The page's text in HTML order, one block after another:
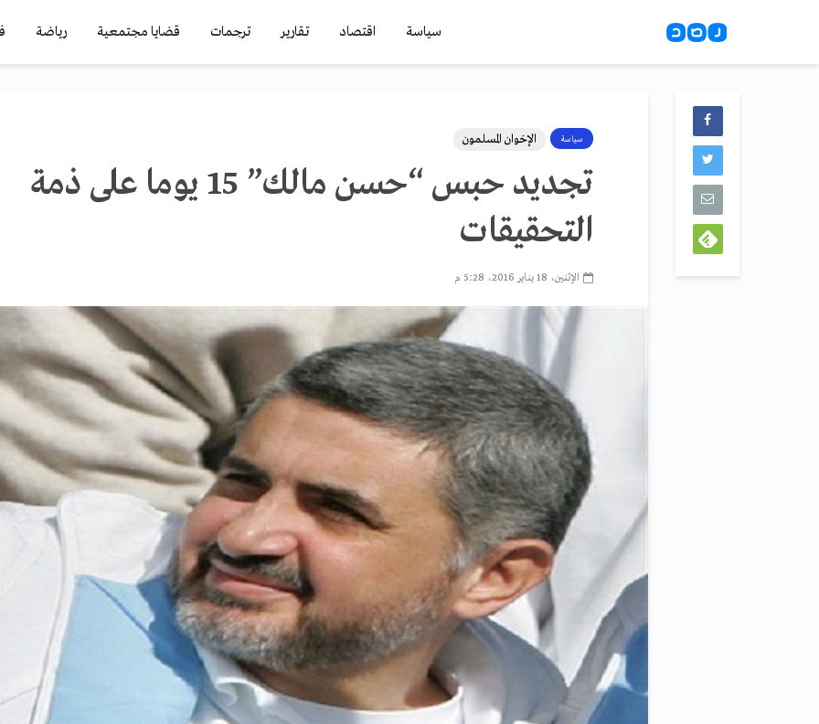
سياسة اقتصاد تقارير ترجمات قضايا مجتمعية رياضة
سياسة الإخوان المسلمون
تجديد حبس “حسن مالك” 15 يوما على ذمة
التحقيقات
الإثنين، 18 يناير 2016، 5:28 م